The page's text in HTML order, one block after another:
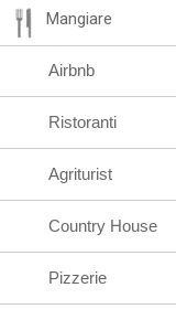
Mangiare
Airbnb
Ristoranti
Agriturist
Country House
Pizzerie